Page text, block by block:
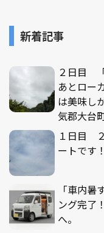
新着記事
２日目
あとロー
は美味し
気郡大台町
１日目
ートです
「車内
ング完了
へ。